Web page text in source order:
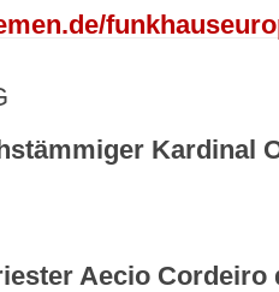
Kardinal
Aecio Cordeiro